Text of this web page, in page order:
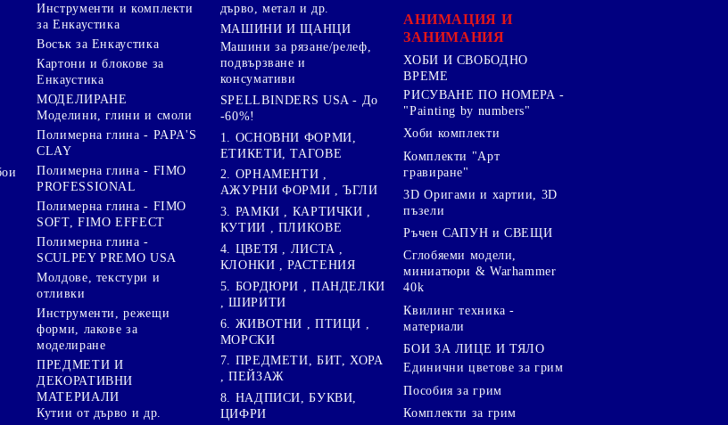
Инструменти и комплекти
за Енкаустика
Восък за Енкаустика
Картони и блокове за
Енкаустика
МОДЕЛИРАНЕ
Моделини, глини и смоли
Полимерна глина - PAPA'S
CLAY
Полимерна глина - FIMO
PROFESSIONAL
Полимерна глина - FIMO
SOFT, FIMO EFFECT
Полимерна глина -
SCULPEY PREMO USA
Молдове, текстури и
отливки
Инструменти, режещи
форми, лакове за
моделиране
ПРЕДМЕТИ И
ДЕКОРАТИВНИ
МАТЕРИАЛИ
Кутии от дърво и др.
дърво, метал и др.
МАШИНИ И ЩАНЦИ
Машини за рязане/релеф,
подвързване и
консумативи
SPELLBINDERS USA - До
-60%!
1. ОСНОВНИ ФОРМИ,
ЕТИКЕТИ, ТАГОВЕ
2. ОРНАМЕНТИ ,
АЖУРНИ ФОРМИ , ЪГЛИ
3. РАМКИ , КАРТИЧКИ ,
КУТИИ , ПЛИКОВЕ
4. ЦВЕТЯ , ЛИСТА ,
КЛОНКИ , РАСТЕНИЯ
5. БОРДЮРИ , ПАНДЕЛКИ
, ШИРИТИ
6. ЖИВОТНИ , ПТИЦИ ,
МОРСКИ
7. ПРЕДМЕТИ, БИТ, ХОРА
, ПЕЙЗАЖ
8. НАДПИСИ, БУКВИ,
ЦИФРИ
АНИМАЦИЯ И
ЗАНИМАНИЯ
ХОБИ И СВОБОДНО
ВРЕМЕ
РИСУВАНЕ ПО НОМЕРА -
"Painting by numbers"
Хоби комплекти
Комплекти "Арт
гравиране"
3D Оригами и хартии, 3D
пъзели
Ръчен САПУН и СВЕЩИ
Сглобяеми модели,
миниатюри & Warhammer
40k
Квилинг техника -
материали
БОИ ЗА ЛИЦЕ И ТЯЛО
Единични цветове за грим
Пособия за грим
Комплекти за грим